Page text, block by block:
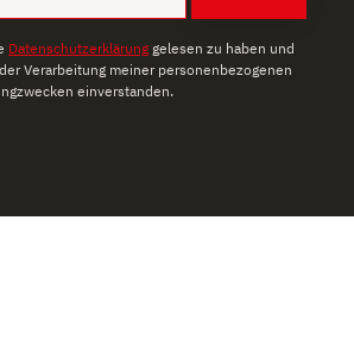
Datenschutzerklärung gelesen zu haben und
Verarbeitung meiner personenbezogenen
einverstanden.